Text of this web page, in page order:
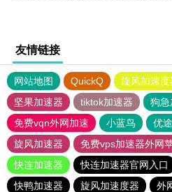
友情链接
网站地图 QuickQ 旋风加速度
坚果加速器
tiktok加速器
狗急
免费vqn外网加速
小蓝鸟 优
旋风加速器
免费vps加速器外网
快连加速器
快连加速器官网入口
快鸭加速器
旋风加速度器 外